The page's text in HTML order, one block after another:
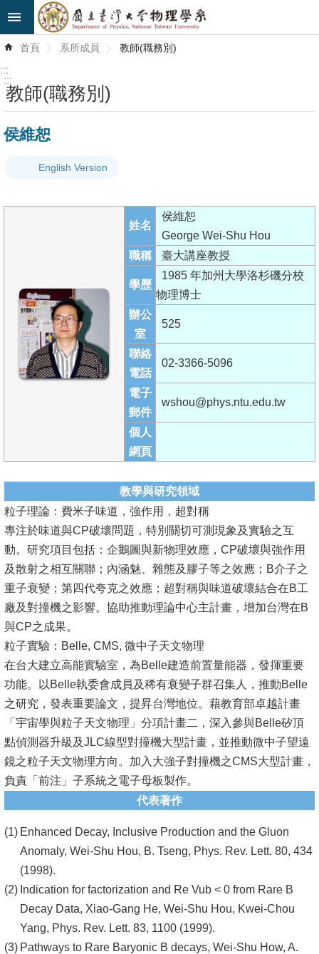
跳到主要內容區塊
階
最
新
系
所
成
學
及
課
程
學
生
事
務
系
友
會
徵
才
相
研
單
位
首頁 系所成員 教師(職務別)
:::
:::
教師(職務別)
侯維恕
English Version
姓名
侯維恕
George Wei-Shu Hou
職稱
臺大講座教授
學歷
1985 年加州大學洛杉磯分校
物理博士
辦公
室
525
聯絡
電話
02-3366-5096
電子
郵件
wshou@phys.ntu.edu.tw
個人
網頁
教學與研究領域
粒子理論：費米子味道，強作用，超對稱
專注於味道與CP破壞問題，特別關切可測現象及實驗之互
動。研究項目包括：企鵝圖與新物理效應，CP破壞與強作用
及散射之相互關聯；內涵魅、雜態及膠子等之效應；B介子之
重子衰變；第四代夸克之效應；超對稱與味道破壞結合在B工
廠及對撞機之影響。協助推動理論中心主計畫，增加台灣在B
與CP之成果。
粒子實驗：Belle, CMS, 微中子天文物理
在台大建立高能實驗室，為Belle建造前置量能器，發揮重要
功能。以Belle執委會成員及稀有衰變子群召集人，推動Belle
之研究，發表重要論文，提昇台灣地位。藉教育部卓越計畫
「宇宙學與粒子天文物理」分項計畫二，深入參與Belle矽頂
點偵測器升級及JLC線型對撞機大型計畫，並推動微中子望遠
鏡之粒子天文物理方向。加入大強子對撞機之CMS大型計畫，
負責「前注」子系統之電子母板製作。
代表著作
Enhanced Decay, Inclusive Production and the Gluon
Anomaly, Wei-Shu Hou, B. Tseng, Phys. Rev. Lett. 80, 434
(1998).
Indication for factorization and Re Vub < 0 from Rare B
Decay Data, Xiao-Gang He, Wei-Shu Hou, Kwei-Chou
Yang, Phys. Rev. Lett. 83, 1100 (1999).
Pathways to Rare Baryonic B decays, Wei-Shu How, A.